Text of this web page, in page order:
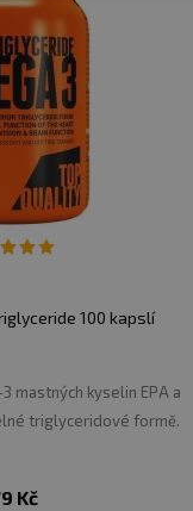
100 kapslí
mastných kyselin EPA a
triglyceridové formě.
Kč